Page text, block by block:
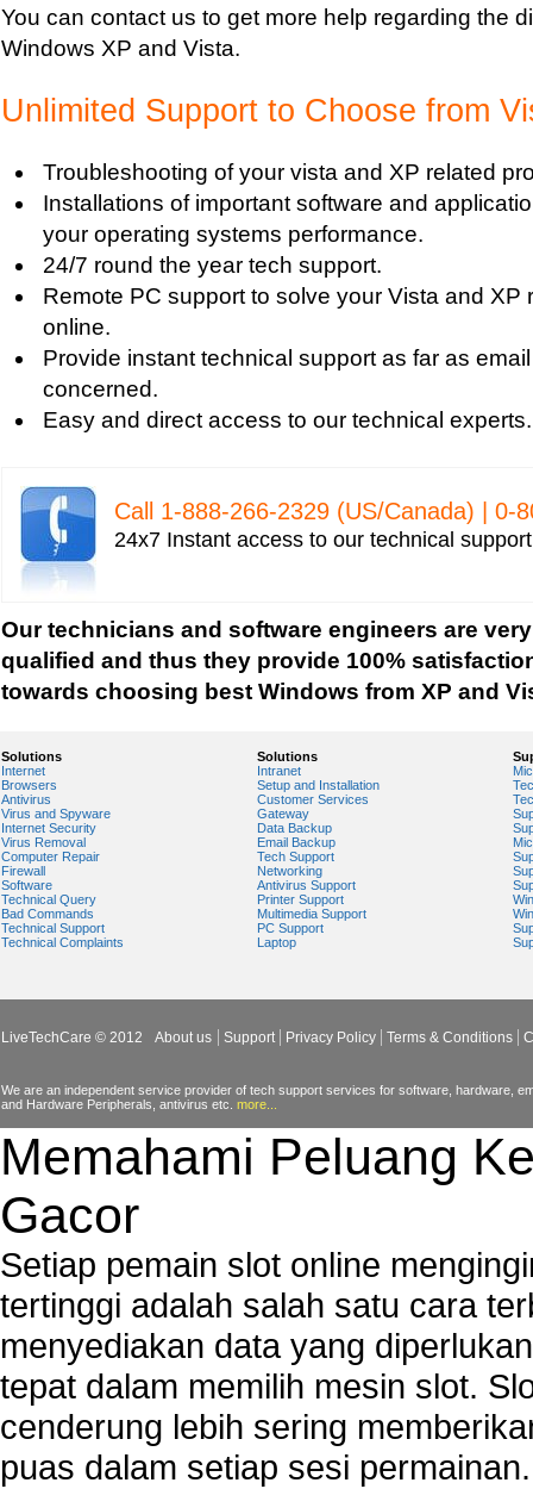
You can contact us to get more help regarding the
Windows XP and Vista.
Unlimited Support to Choose from
Troubleshooting of your vista and XP related
Installations of important software and
your operating systems performance.
24/7 round the year tech support.
Remote PC support to solve your Vista and XP
online.
Provide instant technical support as far as
concerned.
Easy and direct access to our technical experts.
Call 1-­888-­266-­2329 (US/Canada) | 0-­
24x7 Instant access to our technical
Our technicians and software engineers are
qualified and thus they provide 100%
towards choosing best Windows from XP and
Solutions
Internet
Browsers
Antivirus
Virus and Spyware
Internet Security
Virus Removal
Computer Repair
Firewall
Software
Technical Query
Bad Commands
Technical Support
Technical Complaints
Solutions
Intranet
Setup and Installation
Customer Services
Gateway
Data Backup
Email Backup
Tech Support
Networking
Antivirus Support
Printer Support
Multimedia Support
PC Support
Laptop
LiveTechCare © 2012 About us Support Privacy Policy Terms & Conditions
We are an independent service provider of tech support services for software, hardware,
and Hardware Peripherals, antivirus etc. more...
Memahami Peluang
Gacor
Setiap pemain slot online
tertinggi adalah salah satu cara
menyediakan data yang
tepat dalam memilih mesin slot.
cenderung lebih sering
puas dalam setiap sesi